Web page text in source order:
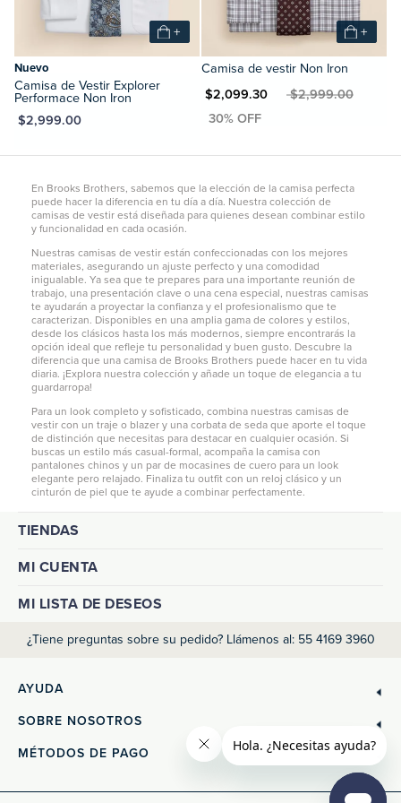
+
Nuevo
Camisa de Vestir Explorer
Performace Non Iron
$2,999.00
+
Camisa de vestir Non Iron
MXN $2,099.30MXN $2,999.00
En Brooks Brothers, sabemos que la elección de la camisa perfecta
puede hacer la diferencia en tu día a día. Nuestra colección de
camisas de vestir está diseñada para quienes desean combinar estilo
y funcionalidad en cada ocasión.
Nuestras camisas de vestir están confeccionadas con los mejores
materiales, asegurando un ajuste perfecto y una comodidad
inigualable. Ya sea que te prepares para una importante reunión de
trabajo, una presentación clave o una cena especial, nuestras camisas
te ayudarán a proyectar la confianza y el profesionalismo que te
caracterizan. Disponibles en una amplia gama de colores y estilos,
desde los clásicos hasta los más modernos, siempre encontrarás la
opción ideal que refleje tu personalidad y buen gusto. Descubre la
diferencia que una camisa de Brooks Brothers puede hacer en tu vida
diaria. ¡Explora nuestra colección y añade un toque de elegancia a tu
guardarropa!
Para un look completo y sofisticado, combina nuestras camisas de
vestir con un traje o blazer y una corbata de seda que aporte el toque
de distinción que necesitas para destacar en cualquier ocasión. Si
buscas un estilo más casual-formal, acompaña la camisa con
pantalones chinos y un par de mocasines de cuero para un look
elegante pero relajado. Finaliza tu outfit con un reloj clásico y un
cinturón de piel que te ayude a combinar perfectamente.
TIENDAS
MI CUENTA
MI LISTA DE DESEOS
¿Tiene preguntas sobre su pedido? Llámenos al: 55 4169 3960
AYUDA
SOBRE NOSOTROS
MÉTODOS DE PAGO